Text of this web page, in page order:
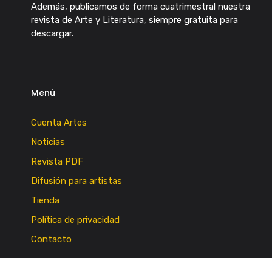
Además, publicamos de forma cuatrimestral nuestra
revista de Arte y Literatura, siempre gratuita para
descargar.
Menú
Cuenta Artes
Noticias
Revista PDF
Difusión para artistas
Tienda
Política de privacidad
Contacto